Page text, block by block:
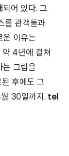
되어 있다. 그
를 관객들과
운 이유는
약 4년에 걸쳐
는 그림을
후에도 그
30일까지. tel